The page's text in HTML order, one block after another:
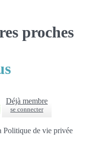
proches
Déjà membre
se connecter
Politique de vie privée